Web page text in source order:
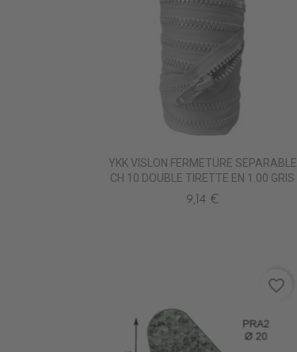
YKK VISLON FERMETURE SEPARABLE
CH 10 DOUBLE TIRETTE EN 1.00 GRIS
9,14 €
favorite_border